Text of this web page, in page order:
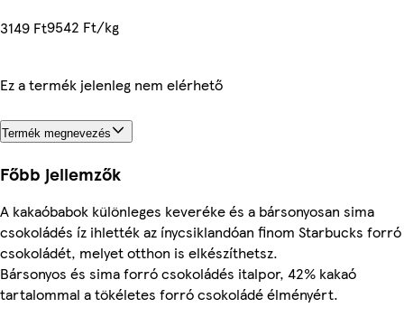
3149 Ft9542 Ft/kg
Ez a termék jelenleg nem elérhető
Termék megnevezés
Főbb jellemzők
A kakaóbabok különleges keveréke és a bársonyosan sima
csokoládés íz ihlették az ínycsiklandóan finom Starbucks forró
csokoládét, melyet otthon is elkészíthetsz.
Bársonyos és sima forró csokoládés italpor, 42% kakaó
tartalommal a tökéletes forró csokoládé élményért.